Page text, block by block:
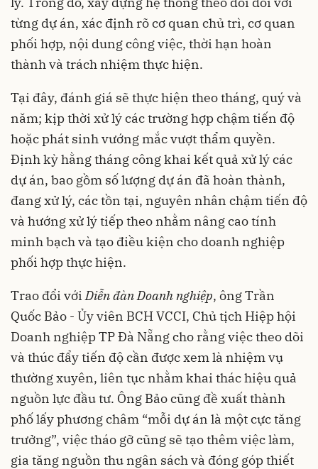
từng dự án, xác định rõ cơ quan chủ trì, cơ quan
phối hợp, nội dung công việc, thời hạn hoàn
thành và trách nhiệm thực hiện.
Tại đây, đánh giá sẽ thực hiện theo tháng, quý và
năm; kịp thời xử lý các trường hợp chậm tiến độ
hoặc phát sinh vướng mắc vượt thẩm quyền.
Định kỳ hằng tháng công khai kết quả xử lý các
dự án, bao gồm số lượng dự án đã hoàn thành,
đang xử lý, các tồn tại, nguyên nhân chậm tiến độ
và hướng xử lý tiếp theo nhằm nâng cao tính
minh bạch và tạo điều kiện cho doanh nghiệp
phối hợp thực hiện.
Trao đổi vớiDiễn đàn Doanh nghiệp, ông Trần
Quốc Bảo - Ủy viên BCH VCCI, Chủ tịch Hiệp hội
Doanh nghiệp TP Đà Nẵng cho rằng việc theo dõi
và thúc đẩy tiến độ cần được xem là nhiệm vụ
thường xuyên, liên tục nhằm khai thác hiệu quả
nguồn lực đầu tư. Ông Bảo cũng đề xuất thành
phố lấy phương châm “mỗi dự án là một cực tăng
trưởng”, việc tháo gỡ cũng sẽ tạo thêm việc làm,
gia tăng nguồn thu ngân sách và đóng góp thiết